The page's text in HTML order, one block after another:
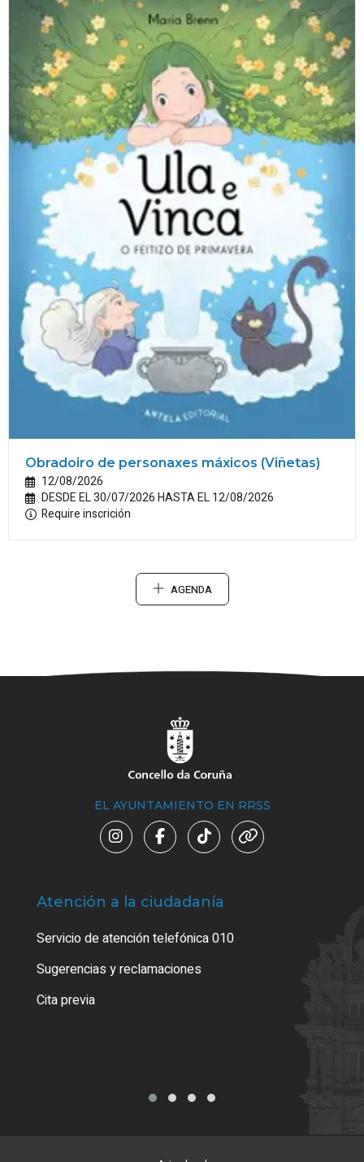
Obradoiro de personaxes máxicos (Viñetas)
12/08/2026
DESDE EL 30/07/2026 HASTA EL 12/08/2026
Require inscrición
AGENDA
EL AYUNTAMIENTO EN RRSS
Atención a la ciudadanía
Servicio de atención telefónica 010
Sugerencias y reclamaciones
Cita previa